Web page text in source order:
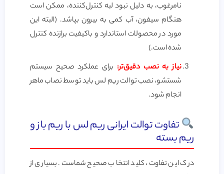
نامرغوب، به دلیل نبود لبه کنترل‌کننده، ممکن است
هنگام سیفون، آب کمی به بیرون بپاشد. (البته این
مورد در محصولات استاندارد و باکیفیت برازنده کنترل
شده است.)
نیاز به نصب دقیق‌تر: برای عملکرد صحیح سیستم
شستشو، نصب توالت ریم لس باید توسط نصاب ماهر
انجام شود.
تفاوت توالت ایرانی ریم لس با ریم باز و
ریم بسته
درک این تفاوت، کلید انتخاب صحیح شماست. بسیاری از